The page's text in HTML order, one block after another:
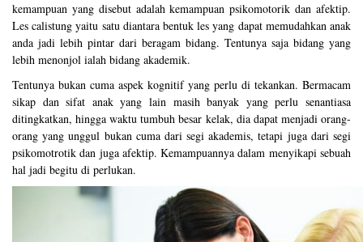
kemampuan yang disebut adalah kemampuan psikomotorik dan afektip.
Lescalistung yaitu satu diantara bentuk les yang dapat memudahkan anak
anda jadi lebih pintar dari beragam bidang. Tentunya saja bidang yang
lebih menonjol ialah bidang akademik.
Tentunya bukan cuma aspek kognitif yang perlu di tekankan. Bermacam
sikap dan sifat anak yang lain masih banyak yang perlu senantiasa
ditingkatkan, hingga waktu tumbuh besar kelak, dia dapat menjadi orang-
orang yang unggul bukan cuma dari segi akademis, tetapi juga dari segi
psikomotrotik dan juga afektip. Kemampuannya dalam menyikapi sebuah
hal jadi begitu di perlukan.